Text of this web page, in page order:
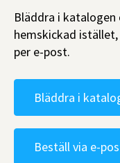
Bläddra i
hemskickad
per e-post.
Bläddra i
Beställ via e-